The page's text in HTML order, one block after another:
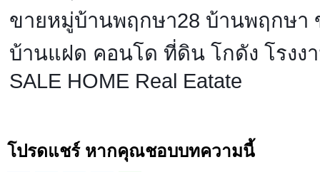
ขายหมู่บ้านพฤกษา28 บ้านพฤกษา
บ้านแฝด คอนโด ที่ดิน โกดัง โรงง
SALE HOME Real Eatate
โปรดแชร์ หากคุณชอบบทความนี้